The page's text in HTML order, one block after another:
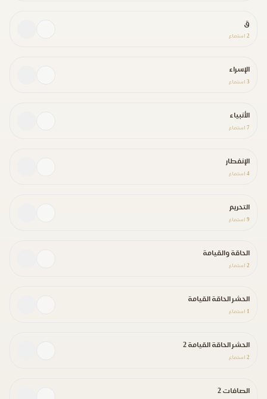
ق
2 استماع
الإسراء
3 استماع
الأنبياء
7 استماع
الإنفطار
4 استماع
التحريم
9 استماع
الحاقة والقيامة
2 استماع
الحشر الحاقة القيامة
1 استماع
الحشر الحاقة القيامة 2
2 استماع
الصافات 2